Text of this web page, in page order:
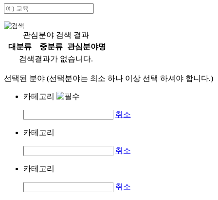
관심분야 검색 결과
대분류
중분류
관심분야명
검색결과가 없습니다.
선택된 분야 (선택분야는 최소 하나 이상 선택 하셔야 합니다.)
카테고리
취소
카테고리
취소
카테고리
취소